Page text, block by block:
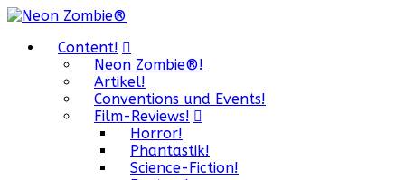
Content!
Neon Zombie®!
Artikel!
Conventions und Events!
Film-Reviews!
Horror!
Phantastik!
Science-Fiction!